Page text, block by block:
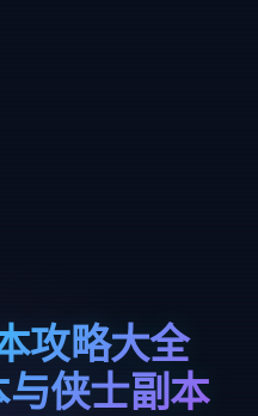
攻略大全
侠士副本